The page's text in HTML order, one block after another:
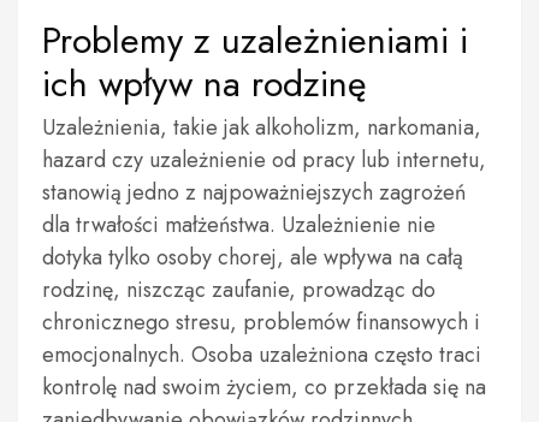
Problemy z uzależnieniami i
ich wpływ na rodzinę
Uzależnienia, takie jak alkoholizm, narkomania,
hazard czy uzależnienie od pracy lub internetu,
stanowią jedno z najpoważniejszych zagrożeń
dla trwałości małżeństwa. Uzależnienie nie
dotyka tylko osoby chorej, ale wpływa na całą
rodzinę, niszcząc zaufanie, prowadząc do
chronicznego stresu, problemów finansowych i
emocjonalnych. Osoba uzależniona często traci
kontrolę nad swoim życiem, co przekłada się na